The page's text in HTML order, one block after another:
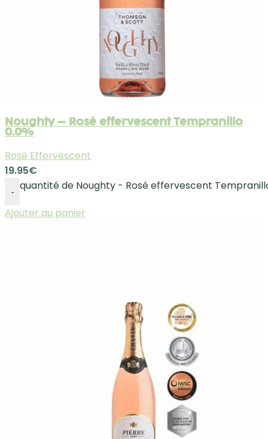
Noughty – Rosé effervescent Tempranillo
0.0%
Rosé Effervescent
19.95€
-
quantité de Noughty - Rosé effervescent
Ajouter au panier